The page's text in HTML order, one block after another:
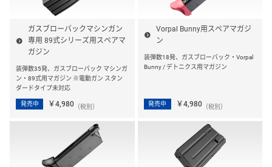
ガスブローバックマシンガン
専用 89式シリーズ用スペアマ
ガジン
装弾数35発、ガスブローバック マシンガ
ン・89式用マガジン ※電動ガン スタン
ダードタイプ未対応
発売中 ￥4,980 （税別）
Vorpal Bunny用スペアマガジ
ン
装弾数18発、ガスブローバック・Vorpal
Bunny / デトニクス用マガジン
発売中 ￥4,980（税別）